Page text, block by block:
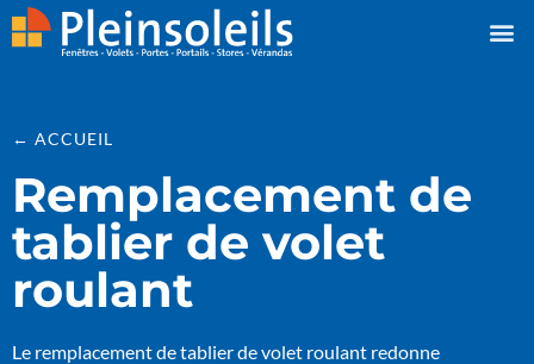
← ACCUEIL
Remplacement de
tablier de volet
roulant
Le remplacement de tablier de volet roulant redonne